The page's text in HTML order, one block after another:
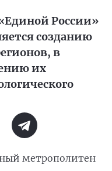
России»
созданию
в
их
метрополитен